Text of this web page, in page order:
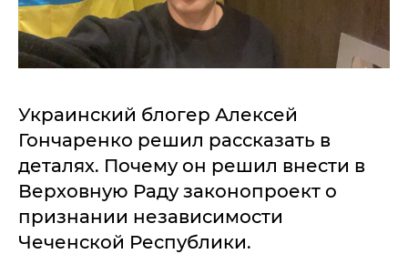
Украинский блогер Алексей
Гончаренко решил рассказать в
деталях. Почему он решил внести в
Верховную Раду законопроект о
признании независимости
Чеченской Республики.